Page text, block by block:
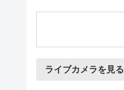
ライブカメラを見る